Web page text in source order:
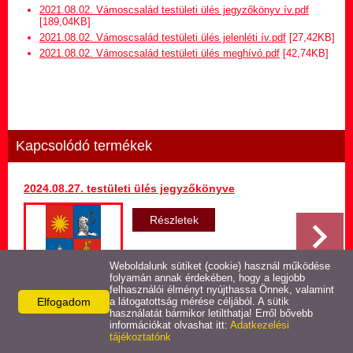
Hirdetmény termőföld
bérletére
Települési Arculati
Képviselő-testületi ülések
Egészségügyi ellátás
Egyéb szolgáltatások
Látnivalók
2021.08.02. Vámoscsalád testületi ülés jegyzőkönyv ív.pdf
[189,04KB]
2021.08.02. Vámoscsalád testületi ülés jelenléti ív.pdf [27,42KB]
2021.08.02. Vámoscsalád testületi ülés meghívó.pdf [42,74KB]
Kapcsolódó termékek
2024.08.27. testületi ülés jegyzőkönyve
Részletek
Vissza az előző oldalra!
Elfogadom
Weboldalunk sütiket (cookie) használ működése
folyamán annak érdekében, hogy a legjobb
felhasználói élményt nyújthassa Önnek, valamint
a látogatottság mérése céljából. A sütik
használatát bármikor letilthatja! Erről bővebb
információkat olvashat itt: Adatkezelési
tájékoztatónk